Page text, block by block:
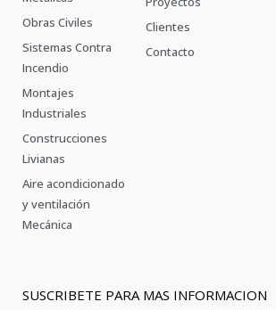
Obras Civiles
Sistemas Contra
Incendio
Montajes
Industriales
Construcciones
Livianas
Aire acondicionado
y ventilación
Mecánica
Clientes
Contacto
SUSCRIBETE PARA MAS INFORMACION